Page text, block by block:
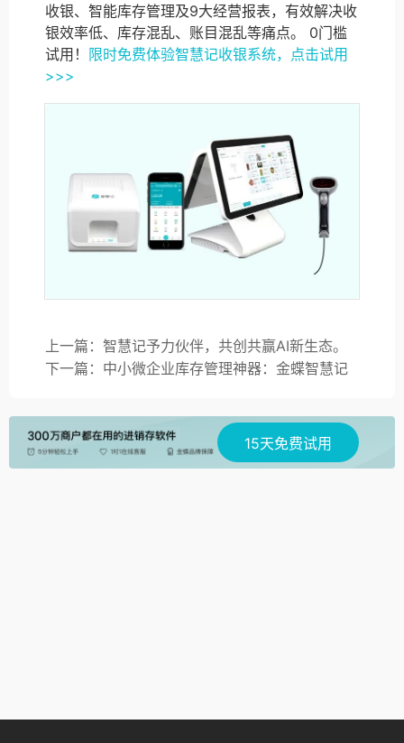
收银、智能库存管理及9大经营报表，有效解决收
银效率低、库存混乱、账目混乱等痛点。 0门槛
试用！ 限时免费体验智慧记收银系统，点击试用
>>>
上一篇：智慧记予力伙伴，共创共赢AI新生态。
下一篇：中小微企业库存管理神器：金蝶智慧记
15天免费试用